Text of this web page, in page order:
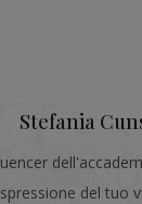
Stefania
del tuo